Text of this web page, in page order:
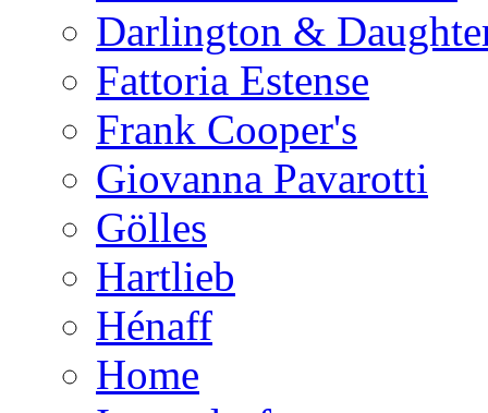
Darlington &
Fattoria Estense
Frank Cooper's
Giovanna Pavarotti
Gölles
Hartlieb
Hénaff
Home